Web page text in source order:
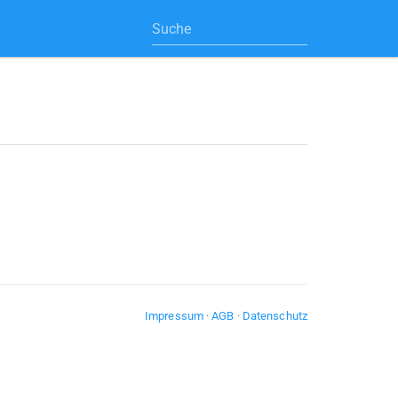
Impressum·AGB · Datenschutz